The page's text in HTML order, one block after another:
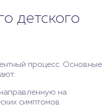
детского
процесс. Основные
на
симптомов